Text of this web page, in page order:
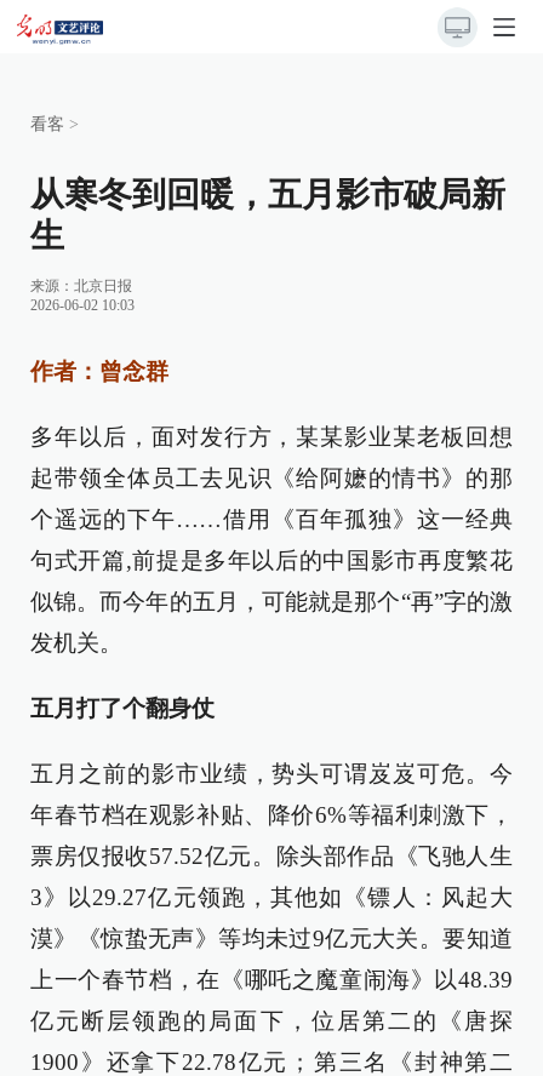
看客 >
从寒冬到回暖，五月影市破局新
生
来源： 北京日报
2026-06-02 10:03
作者：曾念群
多年以后，面对发行方，某某影业某老板回想
起带领全体员工去见识《给阿嬷的情书》的那
个遥远的下午……借用《百年孤独》这一经典
句式开篇,前提是多年以后的中国影市再度繁花
似锦。而今年的五月，可能就是那个“再”字的激
发机关。
五月打了个翻身仗
五月之前的影市业绩，势头可谓岌岌可危。今
年春节档在观影补贴、降价6%等福利刺激下，
票房仅报收57.52亿元。除头部作品《飞驰人生
3》以29.27亿元领跑，其他如《镖人：风起大
漠》《惊蛰无声》等均未过9亿元大关。要知道
上一个春节档，在《哪吒之魔童闹海》以48.39
亿元断层领跑的局面下，位居第二的《唐探
1900》还拿下22.78亿元；第三名《封神第二